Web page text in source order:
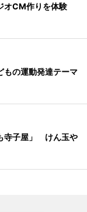
オCM作りを体験
の運動発達テーマ
寺子屋」 けん玉や